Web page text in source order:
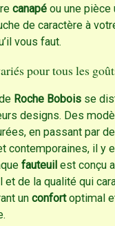
canapé ou une pièce
de caractère à
vous faut.
pour tous les
Roche Bobois se
designs. Des
en passant par
contemporaines, il y
fauteuil est conçu
et de la qualité qui
unconfortoptimal